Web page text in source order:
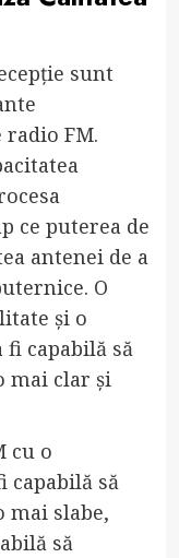
sunt
FM.
ce puterea de
antenei de a
O
și o
capabilă să
mai clar și
cu o
capabilă să
mai slabe,
să